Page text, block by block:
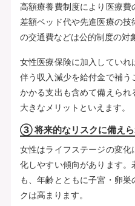
高額療養費制度により医療費
差額ベッド代や先進医療の
の交通費などは公的制度の対
女性医療保険に加入していれ
伴う収入減少を給付金で補う
かかる支出も含めて備えられ
大きなメリットといえます。
③ 将来的なリスクに備え
女性はライフステージの変
化しやすい傾向があります
も、年齢とともに子宮・卵
クは高まります。